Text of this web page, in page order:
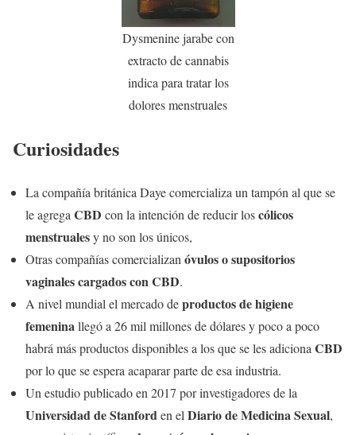
Dysmenine jarabe con
extracto de cannabis
indica para tratar los
dolores menstruales
Curiosidades
La compañía británica Daye comercializa un tampón al que se
le agrega CBD con la intención de reducir loscólicos
menstrualesy no son los únicos,
Otras compañías comercializan óvulos o supositorios
vaginales cargados con CBD.
A nivel mundial el mercado deproductos de higiene
femenina llegó a 26 mil millones de dólares y poco a poco
habrá más productos disponibles a los que se les adiciona CBD
por lo que se espera acaparar parte de esa industria.
Un estudio publicado en 2017 por investigadores de la
Universidad de Stanford en el Diario de Medicina Sexual,